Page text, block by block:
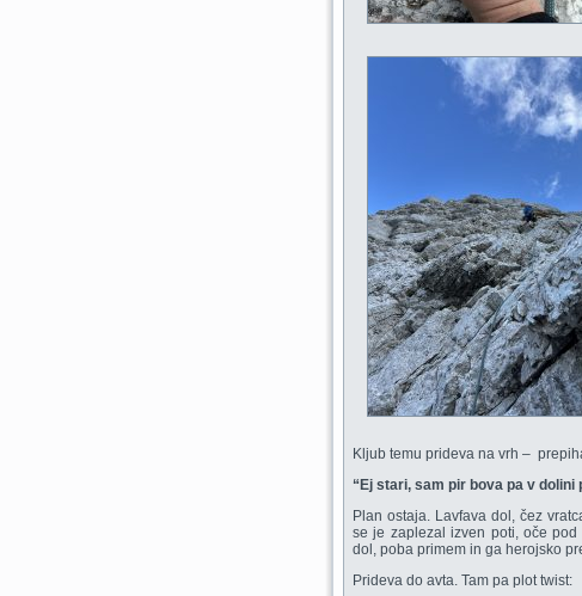
Kljub temu prideva na vrh –
“Ej stari, sam pir bova pa v dolini
Plan ostaja. Lavfava dol, čez
se je zaplezal izven poti, oče
dol, poba primem in ga herojsko
Prideva do avta. Tam pa plot twist: